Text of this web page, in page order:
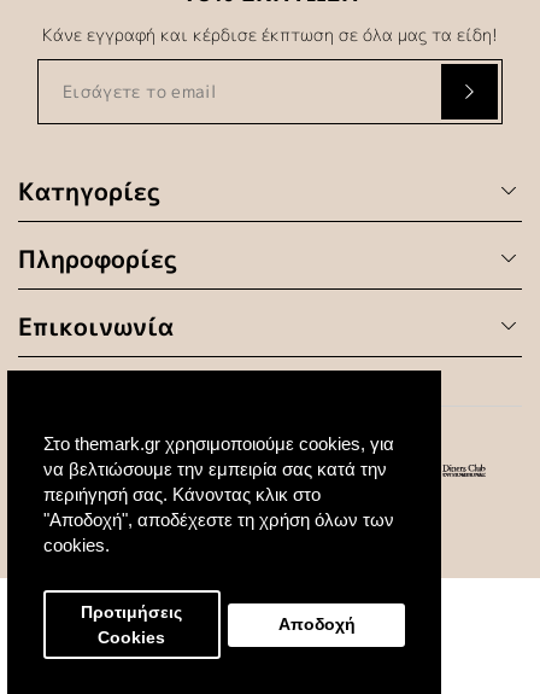
Στο themark.gr χρησιμοποιούμε cookies, για
να βελτιώσουμε την εμπειρία σας κατά την
περιήγησή σας. Κάνοντας κλικ στο
"Αποδοχή", αποδέχεστε τη χρήση όλων των
cookies.
Προτιμήσεις
Cookies
Αποδοχή
Κατηγορίες
Πληροφορίες
Επικοινωνία
Κάνε εγγραφή και κέρδισε έκπτωση σε όλα μας τα είδη!
© 2020 All Rights Reserved. Created by